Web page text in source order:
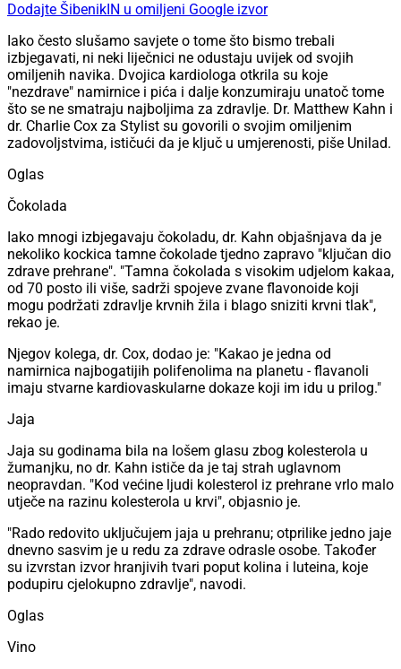
Dodajte ŠibenikIN u omiljeni Google izvor
Iako često slušamo savjete o tome što bismo trebali
izbjegavati, ni neki liječnici ne odustaju uvijek od svojih
omiljenih navika. Dvojica kardiologa otkrila su koje
"nezdrave" namirnice i pića i dalje konzumiraju unatoč tome
što se ne smatraju najboljima za zdravlje. Dr. Matthew Kahn i
dr. Charlie Cox za Stylist su govorili o svojim omiljenim
zadovoljstvima, ističući da je ključ u umjerenosti, piše Unilad.
Oglas
Čokolada
Iako mnogi izbjegavaju čokoladu, dr. Kahn objašnjava da je
nekoliko kockica tamne čokolade tjedno zapravo "ključan dio
zdrave prehrane". "Tamna čokolada s visokim udjelom kakaa,
od 70 posto ili više, sadrži spojeve zvane flavonoide koji
mogu podržati zdravlje krvnih žila i blago sniziti krvni tlak",
rekao je.
Njegov kolega, dr. Cox, dodao je: "Kakao je jedna od
namirnica najbogatijih polifenolima na planetu - flavanoli
imaju stvarne kardiovaskularne dokaze koji im idu u prilog."
Jaja
Jaja su godinama bila na lošem glasu zbog kolesterola u
žumanjku, no dr. Kahn ističe da je taj strah uglavnom
neopravdan. "Kod većine ljudi kolesterol iz prehrane vrlo malo
utječe na razinu kolesterola u krvi", objasnio je.
"Rado redovito uključujem jaja u prehranu; otprilike jedno jaje
dnevno sasvim je u redu za zdrave odrasle osobe. Također
su izvrstan izvor hranjivih tvari poput kolina i luteina, koje
podupiru cjelokupno zdravlje", navodi.
Oglas
Vino